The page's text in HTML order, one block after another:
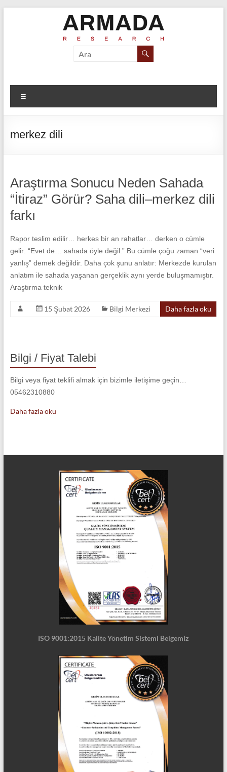
Armada
İletişim
Danışmanlığı
merkez dili
Araştırma Sonucu Neden Sahada
“İtiraz” Görür? Saha dili–merkez dili
farkı
Rapor teslim edilir… herkes bir an rahatlar… derken o cümle
gelir: “Evet de… sahada öyle değil.” Bu cümle çoğu zaman “veri
yanlış” demek değildir. Daha çok şunu anlatır: Merkezde kurulan
anlatım ile sahada yaşanan gerçeklik aynı yerde buluşmamıştır.
Araştırma teknik
15 Şubat 2026 Bilgi Merkezi Daha fazla oku
Bilgi / Fiyat Talebi
Bilgi veya fiyat teklifi almak için bizimle iletişime geçin…
05462310880
Daha fazla oku
ISO 9001:2015 Kalite Yönetim Sistemi Belgemiz